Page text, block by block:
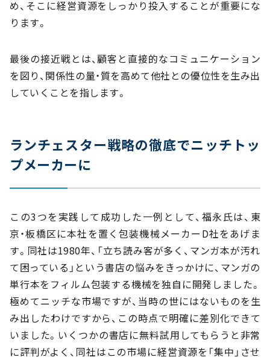
め、そこに経営資源をしっかり投入することが重要にな
ります。
最後の接近戦とは、顧客と直接的なコミュニケーション
を図り、関係性の量・質を高めて他社との優位性を生み出
していくことを指します。
ランチェスター戦略の徹底でニッチトッ
プメーカーに
この3つを実践して成功した一例として、福永氏は、東
京・板橋区に本社を置く包装機械メーカーD社をあげま
す。同社は1980年、「立ち読み客が多く、マンガ本が汚れ
て困っている」という書店の悩みをきっかけに、マンガの
単行本をフィルム包装する機械を独自に開発しました。
極めてニッチな市場ですが、当時の世にはないものを生
み出したわけですから、この時点で明確に差別化できて
いました。いくつかの書店に無料試用してもらうと非常
に評判がよく、同社はこの市場に経営資源を「集中」させ